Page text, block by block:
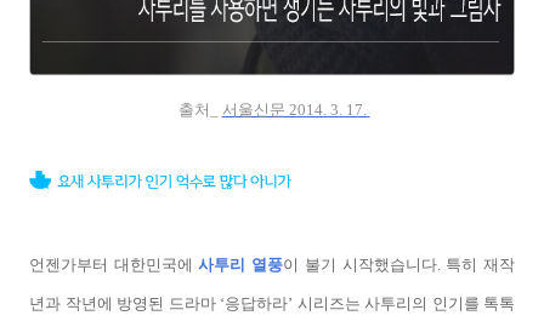
출처_ 서울신문 2014. 3. 17.
언젠가부터 대한민국에사투리 열풍이 불기 시작했습니다. 특히 재작
년과 작년에 방영된 드라마 ‘응답하라’ 시리즈는 사투리의 인기를 톡톡